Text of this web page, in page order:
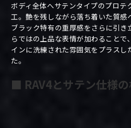
ボディ全体へサテンタイプのプロテ
工。艶を残しながら落ち着いた質感
ブラック特有の重厚感をさらに引き
らではの上品な表情が加わることで
インに洗練された雰囲気をプラスし
た。
■ RAV4とサテン仕様